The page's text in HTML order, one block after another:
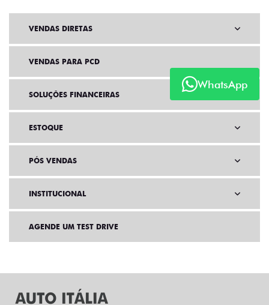
WhatsApp
VENDAS DIRETAS
VENDAS PARA PCD
SOLUÇÕES FINANCEIRAS
ESTOQUE
PÓS VENDAS
INSTITUCIONAL
AGENDE UM TEST DRIVE